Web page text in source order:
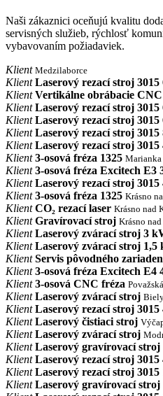
Naši zákaznici oceňujú kvalitu
servisných služieb, rýchlosť
vybavovaním požiadaviek.
Klient Medzilaborce
Klient Laserový rezací stroj
Klient Vertikálne obrábacie
Klient Laserový rezací stroj 3015
Klient Laserový rezací stroj 3015
Klient Laserový rezací stroj
Klient Laserový rezací stroj
Klient 3-osová fréza 1325 Marianka
Klient 3-osová fréza Excitech E3
Klient Laserový rezací stroj
Klient 3-osová fréza 1325 Krásno
Klient CO₂ rezací laser Krásno nad
Klient Gravírovací stroj Krásno
Klient Laserový zvárací stroj 3
Klient Laserový zvárací stroj 1,5
Klient Servis pôvodného
Klient 3-osová fréza Excitech E4
Klient 3-osová CNC fréza
Klient Laserový zvárací stroj
Klient Laserový rezací stroj
Klient Laserový čistiaci stroj
Klient Laserový zvárací stroj
Klient Laserový gravírovací stroj
Klient Laserový rezací stroj
Klient Laserový rezací stroj 3015
Klient Laserový gravírovací stroj